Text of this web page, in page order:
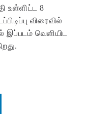
உள்ளிட்ட 8
விரைவில்
வெளியிட